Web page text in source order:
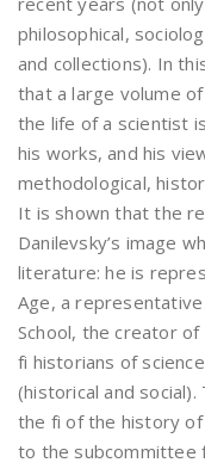
philosophical,
and collections). In
that a large volume
the life of a scientist
his works, and his
methodological,
It is shown that the
Danilevsky’s image
literature: he is
Age, a
School, the creator
fi historians of
(historical and
the fi of the history of
to the subcommittee